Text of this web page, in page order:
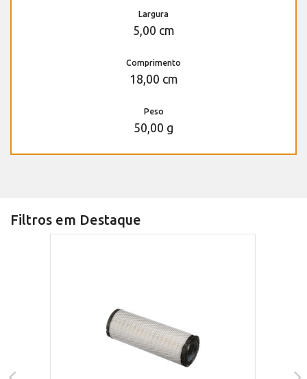
Largura
5,00 cm
Comprimento
18,00 cm
Peso
50,00 g
Filtros em Destaque